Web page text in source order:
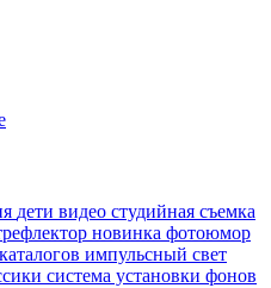
дети видео студийная съемка
новинка фотоюмор
импульсный свет
система установки фонов